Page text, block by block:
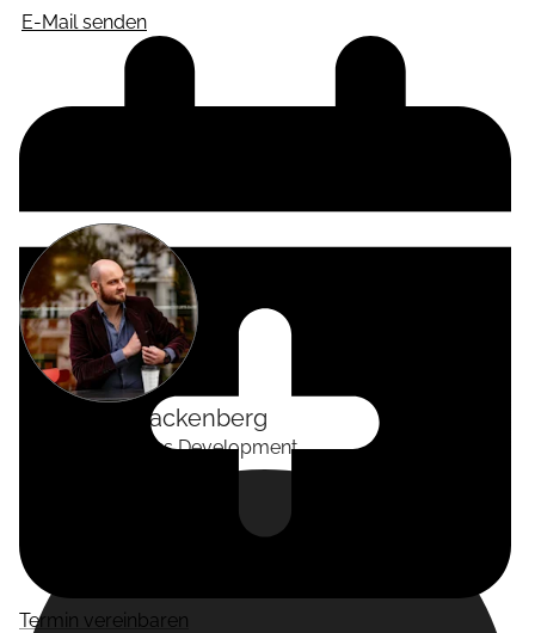
E-Mail senden
Termin vereinbaren
Tackenberg
Head of Business Development